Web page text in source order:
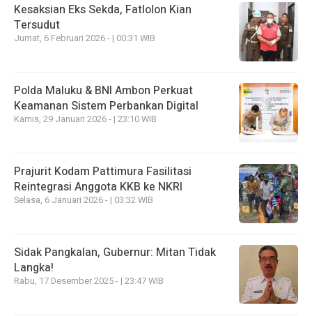
Kesaksian Eks Sekda, Fatlolon Kian
Tersudut
Jumat, 6 Februari 2026 - | 00:31 WIB
Polda Maluku & BNI Ambon Perkuat
Keamanan Sistem Perbankan Digital
Kamis, 29 Januari 2026 - | 23:10 WIB
Prajurit Kodam Pattimura Fasilitasi
Reintegrasi Anggota KKB ke NKRI
Selasa, 6 Januari 2026 - | 03:32 WIB
Sidak Pangkalan, Gubernur: Mitan Tidak
Langka!
Rabu, 17 Desember 2025 - | 23:47 WIB